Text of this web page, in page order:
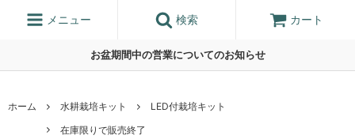
お盆期間中の営業についてのお知らせ
メニュー 検索 カート
ホーム 水耕栽培キット
LED付栽培キット
在庫限りで販売終了